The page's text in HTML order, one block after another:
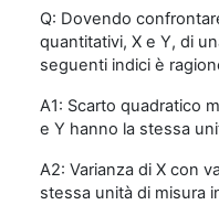
Q: Dovendo
quantitativi, X e Y, di
seguenti indici è
A1: Scarto quadratico
e Y hanno la stessa
A2: Varianza di X con
stessa unità di misura